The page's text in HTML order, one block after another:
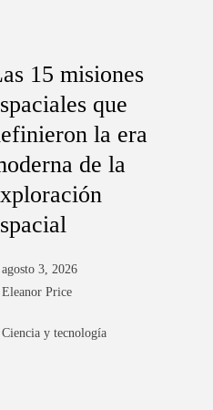
15 misiones
que
la era
de la
agosto 3, 2026
Eleanor Price
Ciencia y tecnología